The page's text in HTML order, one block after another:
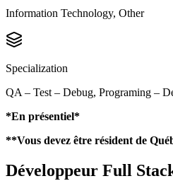
Information Technology, Other
Specialization
QA – Test – Debug, Programing –
*En présentiel*
**Vous devez être résident de
Développeur Full